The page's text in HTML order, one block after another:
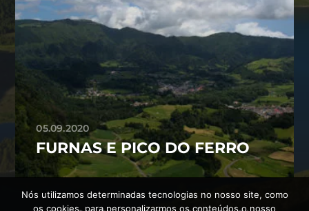
05.09.2020
FURNAS E PICO DO FERRO
Nós utilizamos determinadas tecnologias no nosso site, como
os cookies, para personalizarmos os conteúdos o nosso